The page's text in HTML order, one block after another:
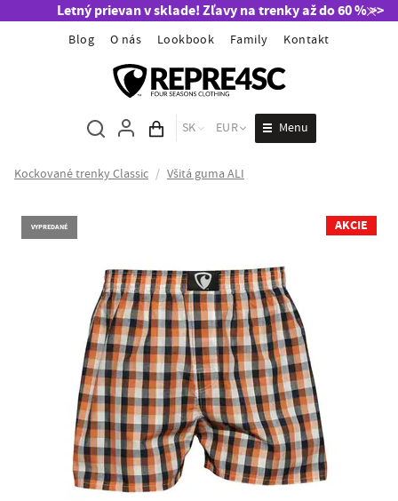
Letný prievan v sklade! Zľavy na trenky až do 60 % >>
Blog O nás Lookbook Family Kontakt
Obsah košíka
SK EUR Menu
Kockované trenky Classic / Všitá guma ALI
VYPREDANÉ AKCIE